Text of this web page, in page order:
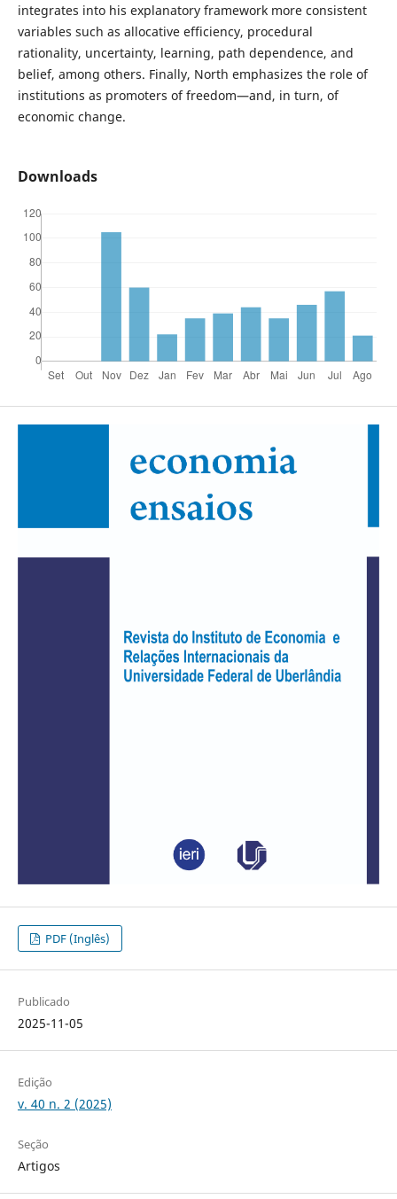
integrates into his explanatory framework more consistent
variables such as allocative efficiency, procedural
rationality, uncertainty, learning, path dependence, and
belief, among others. Finally, North emphasizes the role of
institutions as promoters of freedom—and, in turn, of
economic change.
Downloads
PDF (Inglês)
Publicado
2025-11-05
Edição
v. 40 n. 2 (2025)
Seção
Artigos